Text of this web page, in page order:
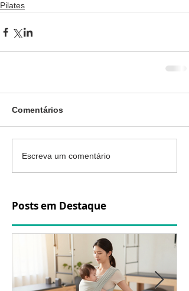
Pilates
Comentários
Escreva um comentário
Posts em Destaque